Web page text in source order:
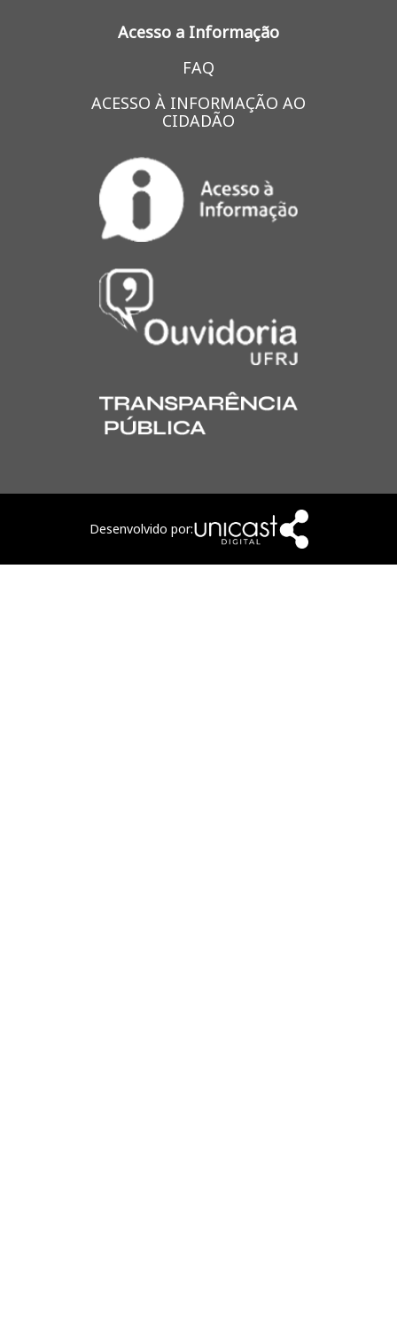
Acesso a Informação
FAQ
ACESSO À INFORMAÇÃO AO
CIDADÃO
Desenvolvido por: